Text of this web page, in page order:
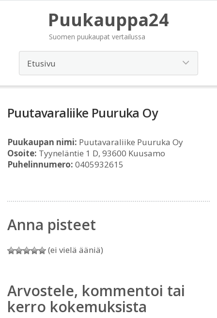
Puukauppa24
Suomen puukaupat vertailussa
Puutavaraliike Puuruka Oy
Puukaupan nimi: Puutavaraliike Puuruka Oy
Osoite: Tyyneläntie 1 D, 93600 Kuusamo
Puhelinnumero: 0405932615
Anna pisteet
(ei vielä ääniä)
Arvostele, kommentoi tai
kerro kokemuksista